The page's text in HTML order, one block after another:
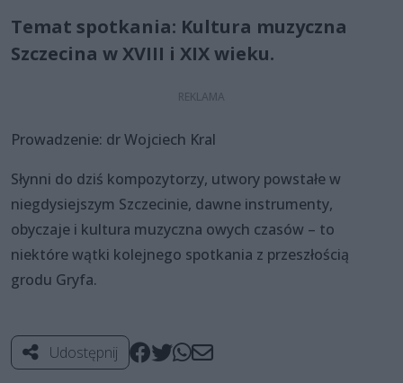
Temat spotkania: Kultura muzyczna
Szczecina w XVIII i XIX wieku.
Prowadzenie: dr Wojciech Kral
Słynni do dziś kompozytorzy, utwory powstałe w
niegdysiejszym Szczecinie, dawne instrumenty,
obyczaje i kultura muzyczna owych czasów – to
niektóre wątki kolejnego spotkania z przeszłością
grodu Gryfa.
Udostępnij